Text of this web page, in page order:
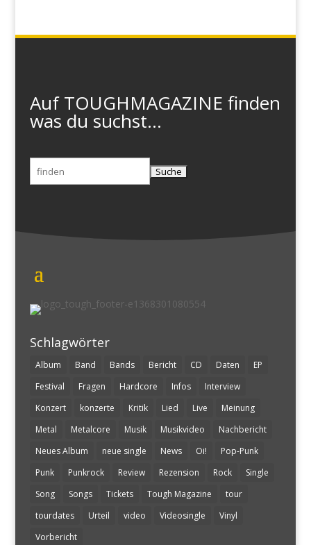
Auf TOUGHMAGAZINE finden
was du suchst...
Suchen
nach:
Schlagwörter
Album Band Bands Bericht CD Daten
EP
Festival
Fragen Hardcore Infos
Interview
Konzert
konzerte Kritik Lied Live
Meinung
Metal
Metalcore Musik Musikvideo
Nachbericht
Neues Album
neue single News Oi!
Pop-Punk
Punk
Punkrock Review Rezension Rock
Single
Song
Songs Tickets Tough Magazine
tour
tourdates
Urteil video Videosingle
Vinyl
Vorbericht